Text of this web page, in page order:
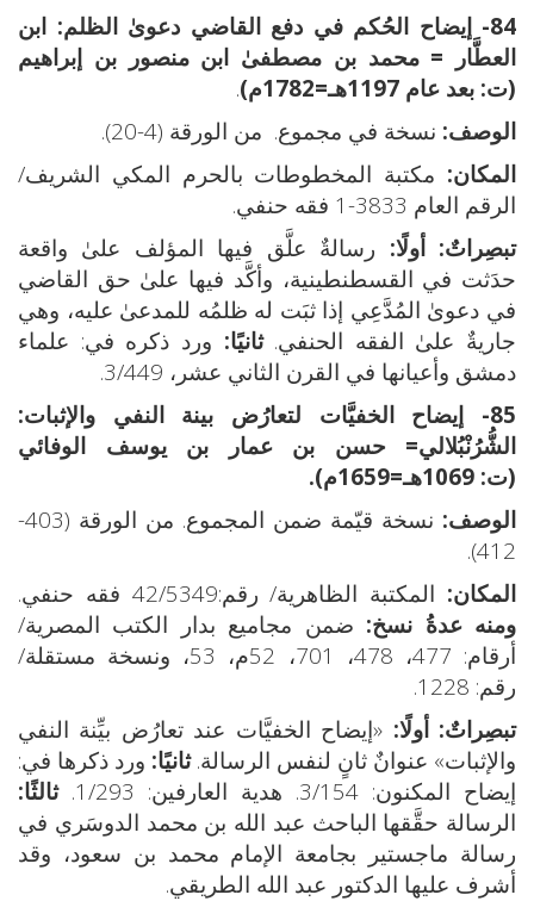
84- إيضاح الحُكم في دفع القاضي دعوىٰ الظلم:
ابن
العطَّار = محمد بن مصطفىٰ ابن منصور بن إبراهيم
(ت: بعد عام 1197هـ=1782م)
.
الوصف: نسخة في مجموع. من الورقة (4-20).
المكان: مكتبة المخطوطات بالحرم المكي الشريف/
الرقم العام 3833-1 فقه حنفي.
تبصِراتٌ: أولًا: رسالةٌ علَّق فيها المؤلف علىٰ واقعة
حدَثت في القسطنطينية، وأكَّد فيها علىٰ حق القاضي
في دعوىٰ المُدَّعِي إذا ثبَت له ظلمُه للمدعىٰ عليه، وهي
جاريةٌ علىٰ الفقه الحنفي.ثانيًا: ورد ذكره في: علماء
دمشق وأعيانها في القرن الثاني عشر، 3/449.
85- إيضاح الخفيَّات لتعارُض بينة النفي والإثبات
:
الشُّرُنْبُلالي= حسن بن عمار بن يوسف الوفائي
(ت: 1069هـ=1659م)
.
الوصف:
نسخة قيّمة ضمن المجموع. من الورقة (403-
412).
المكان: المكتبة الظاهرية/ رقم:42/5349 فقه حنفي.
ومنه عدةُ نسخ: ضمن مجاميع بدار الكتب المصرية/
أرقام: 477، 478، 701، 52م، 53، ونسخة مستقلة/
رقم: 1228.
تبصِراتٌ: أولًا: «إيضاح الخفيَّات عند تعارُض بيِّنة النفي
والإثبات» عنوانٌ ثانٍ لنفس الرسالة.ثانيًا: ورد ذكرها في:
إيضاح المكنون: 3/154. هدية العارفين: 1/293.
ثالثًا:
الرسالة حقَّقها الباحث عبد الله بن محمد الدوسَري في
رسالة ماجستير بجامعة الإمام محمد بن سعود، وقد
أشرف عليها الدكتور عبد الله الطريقي.